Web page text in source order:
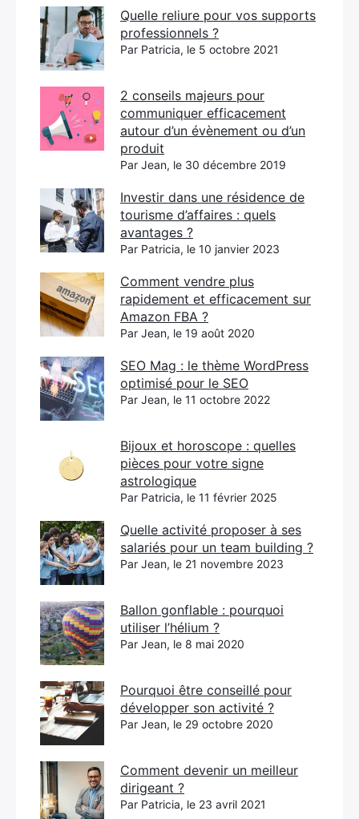
Quelle reliure pour vos supports
professionnels ?
Par Patricia, le 5 octobre 2021
2 conseils majeurs pour
communiquer efficacement
autour d’un évènement ou d’un
produit
Par Jean, le 30 décembre 2019
Investir dans une résidence de
tourisme d’affaires : quels
avantages ?
Par Patricia, le 10 janvier 2023
Comment vendre plus
rapidement et efficacement sur
Amazon FBA ?
Par Jean, le 19 août 2020
SEO Mag : le thème WordPress
optimisé pour le SEO
Par Jean, le 11 octobre 2022
Bijoux et horoscope : quelles
pièces pour votre signe
astrologique
Par Patricia, le 11 février 2025
Quelle activité proposer à ses
salariés pour un team building ?
Par Jean, le 21 novembre 2023
Ballon gonflable : pourquoi
utiliser l’hélium ?
Par Jean, le 8 mai 2020
Pourquoi être conseillé pour
développer son activité ?
Par Jean, le 29 octobre 2020
Comment devenir un meilleur
dirigeant ?
Par Patricia, le 23 avril 2021